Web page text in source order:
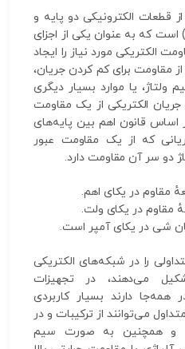
قطعات الکترونیکی دو پایه و
که به عنوان یکی از اجزای
الکتریکی مورد نیاز را ایجاد
مقاومت برای کم کردن جریان،
یا موارد بسیار دیگری
الکتریکی از یک مقاومت
اساس قانون اهم بین پایه‌های
که از یک مقاومت عبور
دو سر آن مقاومت دارد.
را در شبکه‌های الکتریکی
می‌دهند، در تجهیزات
همه‌جا دارند بسیار کاربردی
می‌توانند از ترکیبات و در
و همچنین به صورت سیم